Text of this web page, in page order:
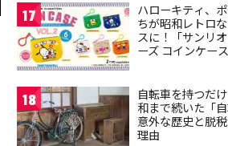
17
ハローキティ、
ちが昭和レトロ
スに！「サンリ
ーズ コインケー
18
自転車を持つだ
和まで続いた「
意外な歴史と脱
理由